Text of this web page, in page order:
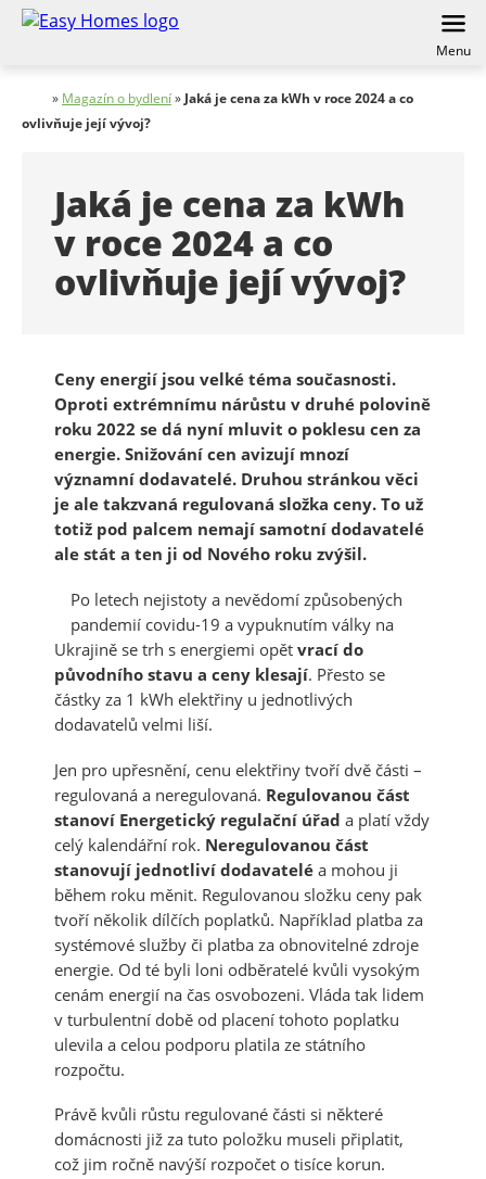
Menu
» Magazín o bydlení» Jaká je cena za kWh v roce 2024 a co
ovlivňuje její vývoj?
Jaká je cena za kWh
v roce 2024 a co
ovlivňuje její vývoj?
Ceny energií jsou velké téma současnosti.
Oproti extrémnímu nárůstu v druhé polovině
roku 2022 se dá nyní mluvit o poklesu cen za
energie. Snižování cen avizují mnozí
významní dodavatelé. Druhou stránkou věci
je ale takzvaná regulovaná složka ceny. To už
totiž pod palcem nemají samotní dodavatelé
ale stát a ten ji od Nového roku zvýšil.
Po letech nejistoty a nevědomí způsobených
pandemií covidu-19 a vypuknutím války na
Ukrajině se trh s energiemi opět vrací do
původního stavu a ceny klesají. Přesto se
částky za 1 kWh elektřiny u jednotlivých
dodavatelů velmi liší.
Jen pro upřesnění, cenu elektřiny tvoří dvě části –
regulovaná a neregulovaná. Regulovanou část
stanoví Energetický regulační úřad a platí vždy
celý kalendářní rok. Neregulovanou část
stanovují jednotliví dodavatelé a mohou ji
během roku měnit. Regulovanou složku ceny pak
tvoří několik dílčích poplatků. Například platba za
systémové služby či platba za obnovitelné zdroje
energie. Od té byli loni odběratelé kvůli vysokým
cenám energií na čas osvobozeni. Vláda tak lidem
v turbulentní době od placení tohoto poplatku
ulevila a celou podporu platila ze státního
rozpočtu.
Právě kvůli růstu regulované části si některé
domácnosti již za tuto položku museli připlatit,
což jim ročně navýší rozpočet o tisíce korun.